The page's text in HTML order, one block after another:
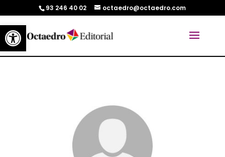
Abrir barra de herramientas
93 246 40 02 octaedro@octaedro.com